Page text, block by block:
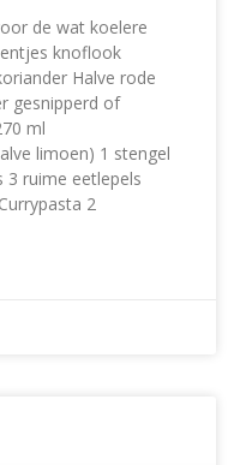
de wat koelere
knoflook
Halve rode
gesnipperd of
ml
limoen) 1 stengel
3 ruime eetlepels
2